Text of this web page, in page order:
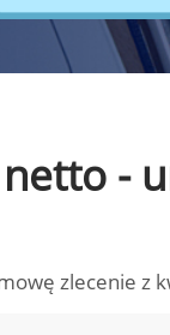
-
zlecenie z